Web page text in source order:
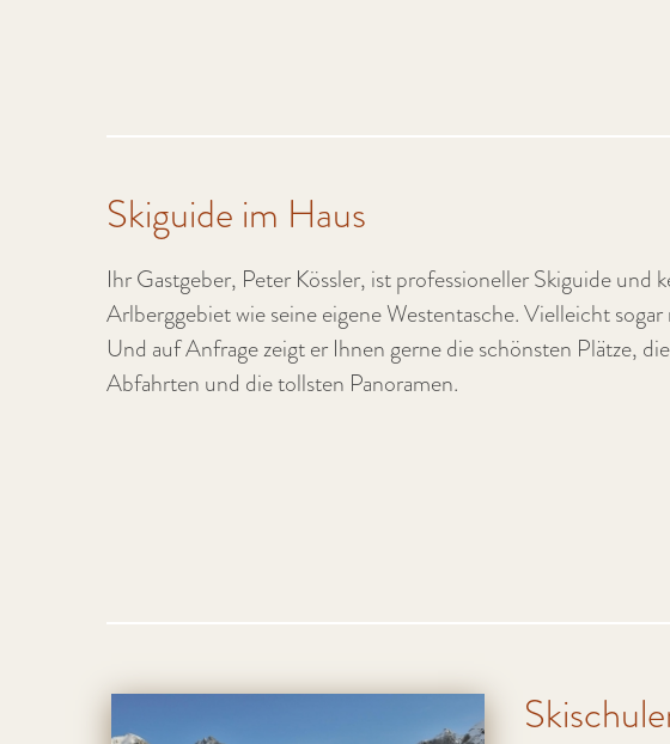
Skiguide im Haus
Ihr Gastgeber, Peter Kössler, ist professioneller Skiguide und
Arlberggebiet wie seine eigene Westentasche. Vielleicht sogar
Und auf Anfrage zeigt er Ihnen gerne die schönsten Plätze,
Abfahrten und die tollsten Panoramen.